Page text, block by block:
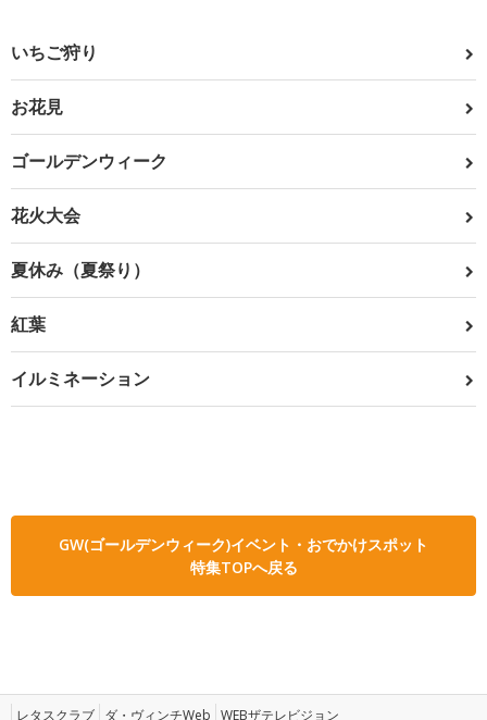
いちご狩り
お花見
ゴールデンウィーク
花火大会
夏休み（夏祭り）
紅葉
イルミネーション
GW(ゴールデンウィーク)イベント・おでかけスポット
特集TOPへ戻る
レタスクラブ ダ・ヴィンチWeb WEBザテレビジョン